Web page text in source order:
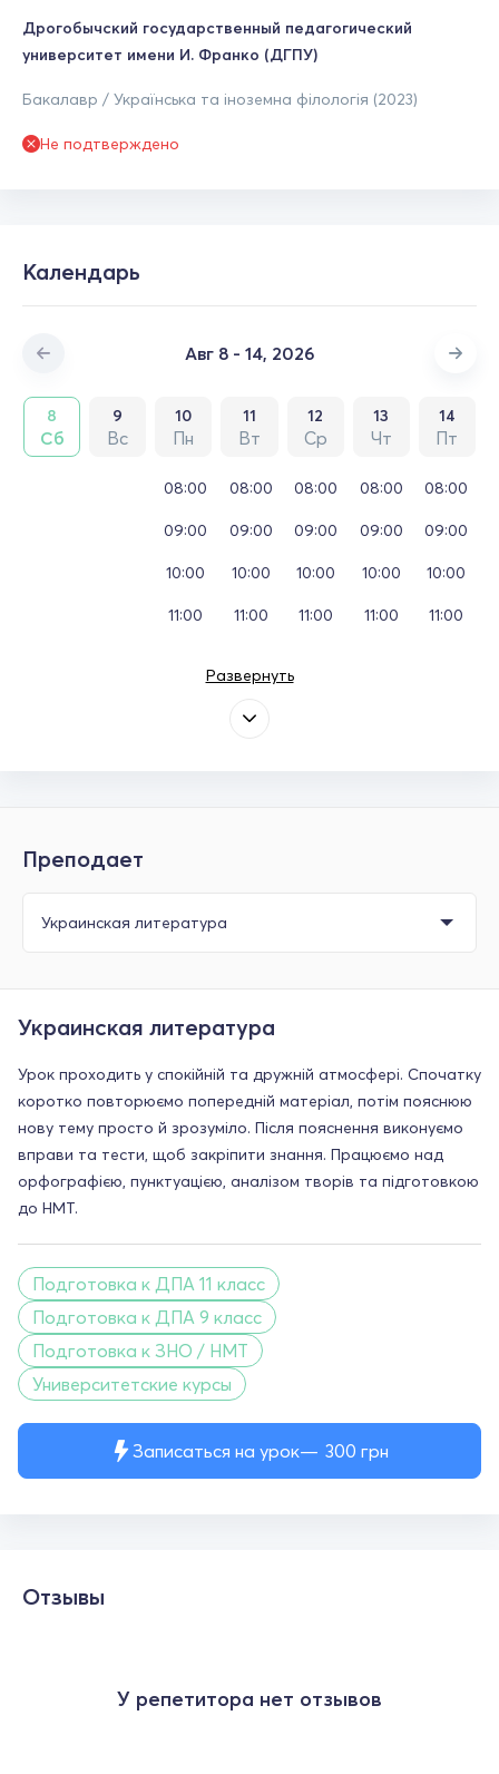
Дрогобычский государственный педагогический
университет имени И. Франко (ДГПУ)
Бакалавр / Українська та іноземна філологія (2023)
Не подтверждено
Календарь
Авг 8 - 14, 2026
8
Сб
9
Вс
10
Пн
11
Вт
12
Ср
13
Чт
14
Пт
08:00
09:00
10:00
11:00
08:00
09:00
10:00
11:00
08:00
09:00
10:00
11:00
08:00
09:00
10:00
11:00
08:00
09:00
10:00
11:00
Развернуть
Преподает
Записаться на урок 300 грн
Украинская литература
Урок проходить у спокійній та дружній атмосфері. Спочатку
коротко повторюємо попередній матеріал, потім пояснюю
нову тему просто й зрозуміло. Після пояснення виконуємо
вправи та тести, щоб закріпити знання. Працюємо над
орфографією, пунктуацією, аналізом творів та підготовкою
до НМТ.
Подготовка к ДПА 11 класс
Подготовка к ДПА 9 класс
Подготовка к ЗНО / НМТ
Университетские курсы
Отзывы
У репетитора нет отзывов